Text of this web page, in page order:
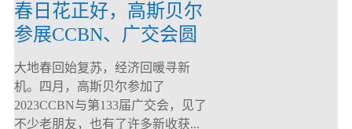
春日花正好，高斯贝尔
参展CCBN、广交会圆
满落幕！
大地春回始复苏，经济回暖寻新
机。四月，高斯贝尔参加了
2023CCBN与第133届广交会，见了
不少老朋友，也有了许多新收获...